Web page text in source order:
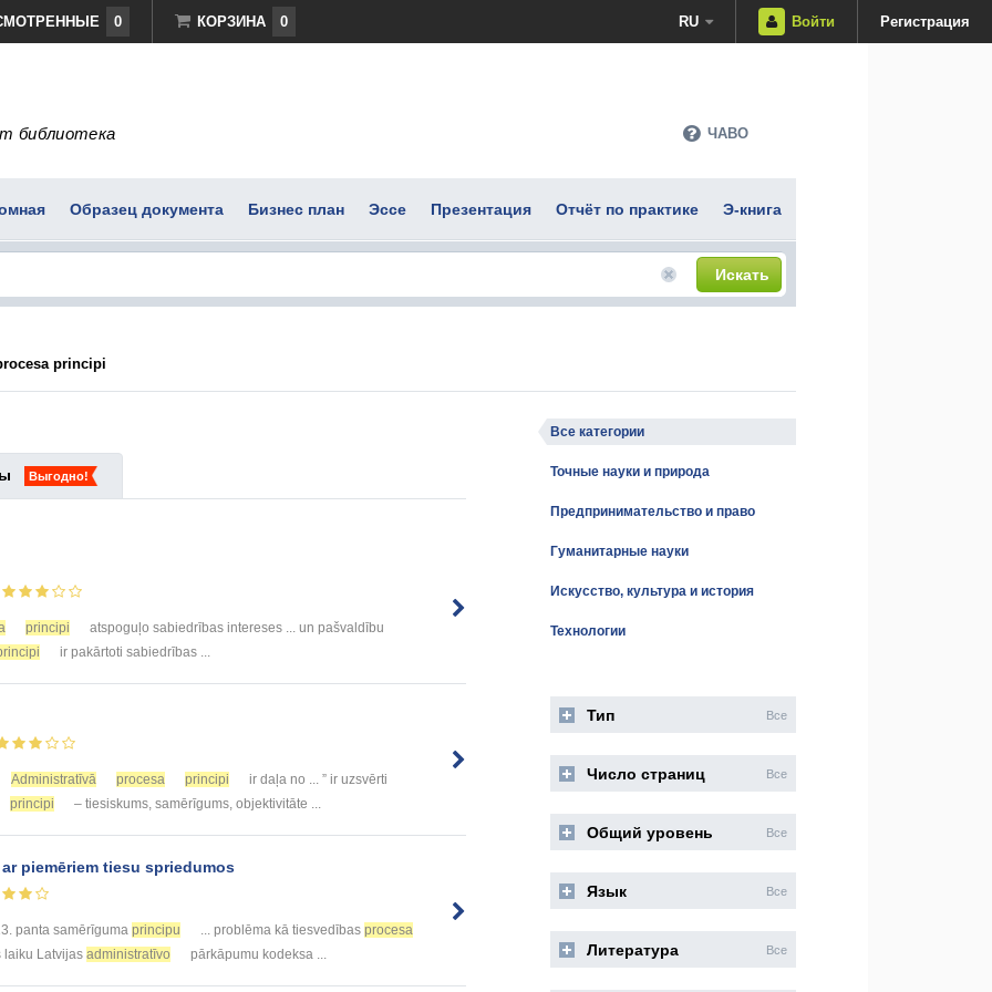
0 КОРЗИНА 0 RU Войти Регистрация
библиотека ЧАВО
Образец документа Бизнес план Эссе Презентация Отчёт по практике Э-книга
Искать
principi
Выгодно!
principi
atspoguļo sabiedrības intereses ... un pašvaldību
ir pakārtoti sabiedrības ...
Administratīvā procesa principi
ir daļa no ... ” ir uzsvērti
principi – tiesiskums, samērīgums, objektivitāte ...
ar piemēriem tiesu spriedumos
panta samērīguma principu ... problēma kā tiesvedības procesa
laiku Latvijas administratīvo pārkāpumu kodeksa ...
Все категории
Точные науки и природа
Предпринимательство и право
Гуманитарные науки
Искусство, культура и история
Технологии
Тип Все
Число страниц Все
Общий уровень Все
Язык Все
Литература Все